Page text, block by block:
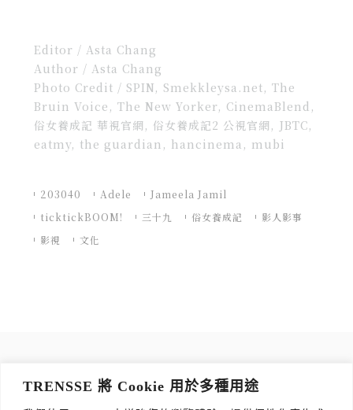
TRENSSE 將 Cookie 用於多種用途
Editor / Asta Chang
Author / Asta Chang
Photo Credit / SPIN, Smekkleysa.net, The
Bruin Voice, The New Yorker, CinemaBlend,
俗女養成記 華視官網, 俗女養成記2 公視官網, JBTC,
eatmy, the guardian, hancinema, mubi
203040 Adele
Jameela Jamil
ticktickBOOM!
三十九 俗女養成記
影人影事
影視
文化
讀出你的品味，每週獲取質感生活 Tips！